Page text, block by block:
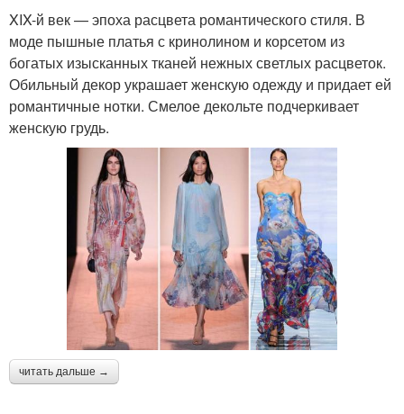
XIX-й век — эпоха расцвета романтического стиля. В
моде пышные платья с кринолином и корсетом из
богатых изысканных тканей нежных светлых расцветок.
Обильный декор украшает женскую одежду и придает ей
романтичные нотки. Смелое декольте подчеркивает
женскую грудь.
читать дальше →